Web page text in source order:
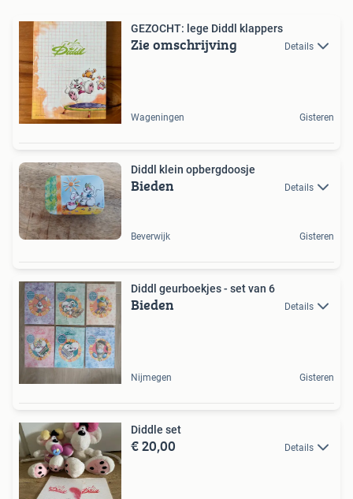
GEZOCHT: lege Diddl klappers
Zie omschrijving Details
Wageningen Gisteren
Diddl klein opbergdoosje
Bieden Details
Beverwijk Gisteren
Diddl geurboekjes - set van 6
Bieden Details
Nijmegen Gisteren
Diddle set
€ 20,00 Details